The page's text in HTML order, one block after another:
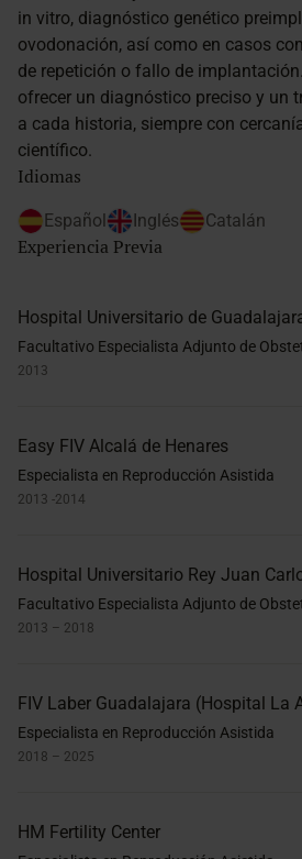
in vitro, diagnóstico genético
ovodonación, así como en casos
de repetición o fallo de
ofrecer un diagnóstico preciso y un
a cada historia, siempre con
científico.
Idiomas
Español Inglés Catalán
Experiencia Previa
Hospital Universitario de
Facultativo Especialista Adjunto de
2013
Easy FIV Alcalá de Henares
Especialista en Reproducción Asistida
2013 -2014
Hospital Universitario Rey Juan
Facultativo Especialista Adjunto de
2013 – 2018
FIV Laber Guadalajara (Hospital La
Especialista en Reproducción Asistida
2018 – 2025
HM Fertility Center